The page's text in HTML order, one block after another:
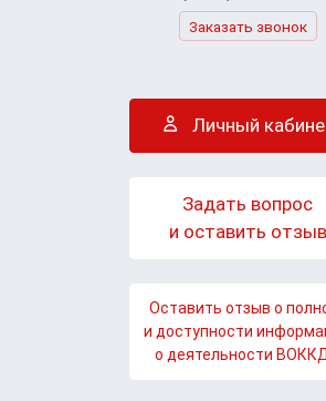
Заказать звонок
Личный
Задать вопрос
и оставить отзыв
Оставить отзыв о
и доступности
о деятельности